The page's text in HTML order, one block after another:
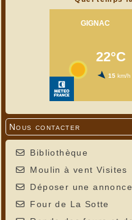
Nous contacter
Bibliothèque
Moulin à vent Visites
Déposer une annonce
Four de La Sotte